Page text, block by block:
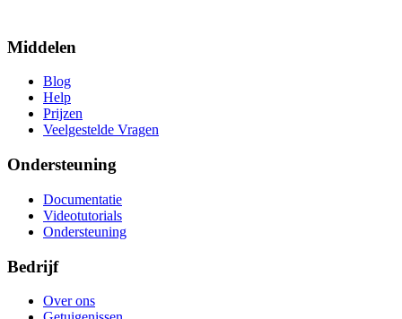
Middelen
Blog
Help
Prijzen
Veelgestelde Vragen
Ondersteuning
Documentatie
Videotutorials
Ondersteuning
Bedrijf
Over ons